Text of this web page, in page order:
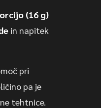
(16 g)
in napitek
pri
pa je
tehtnice.